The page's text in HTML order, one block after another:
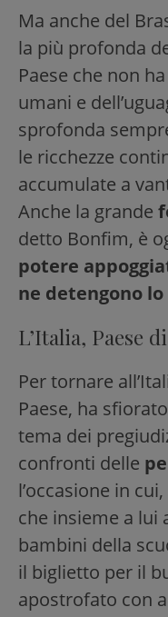
Ma anche del
la più profonda
Paese che non
umani e
sprofonda
le ricchezze
accumulate a
Anche la grande
detto Bonfim, è
potere
ne detengono
L’Italia, Paese
Per tornare
Paese, ha
tema dei
confronti delle
l’occasione in
che insieme a lui
bambini della
il biglietto per il
apostrofato con